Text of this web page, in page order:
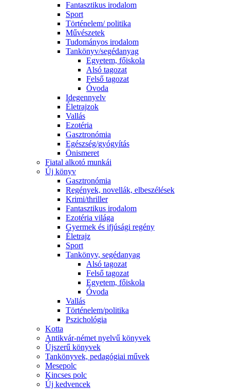
Fantasztikus irodalom
Sport
Történelem/ politika
Művészetek
Tudományos irodalom
Tankönyv/segédanyag
Egyetem, főiskola
Alsó tagozat
Felső tagozat
Óvoda
Idegennyelv
Életrajzok
Vallás
Ezotéria
Gasztronómia
Egészség/gyógyítás
Önismeret
Fiatal alkotó munkái
Új könyv
Gasztronómia
Regények, novellák, elbeszélések
Krimi/thriller
Fantasztikus irodalom
Ezotéria világa
Gyermek és ifjúsági regény
Életrajz
Sport
Tankönyv, segédanyag
Alsó tagozat
Felső tagozat
Egyetem, főiskola
Óvoda
Vallás
Történelem/politika
Pszichológia
Kotta
Antikvár-német nyelvű könyvek
Újszerű könyvek
Tankönyvek, pedagógiai művek
Mesepolc
Kincses polc
Új kedvencek